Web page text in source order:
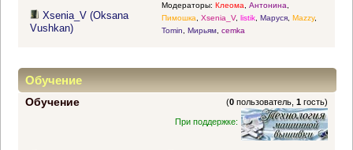
Xsenia_V (Oksana
Vushkan)
Модераторы: Клеома, Антонина,
Пимошка, Xsenia_V, listik, Маруся, Mazzy,
Tomin, Мирьям, cemka
Обучение
Обучение (0 пользователь,1 гость)
При поддержке: